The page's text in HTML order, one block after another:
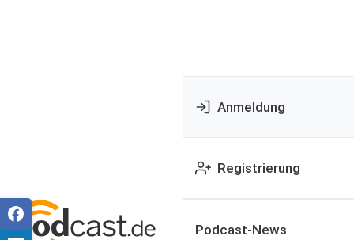
Anmeldung
Registrierung
Podcast-News